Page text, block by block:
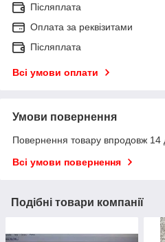
Післяплата
Оплата за реквізитами
Післяплата
Всі умови оплати
Умови повернення
Повернення товару впродовж 14
Всі умови повернення
Подібні товари компанії